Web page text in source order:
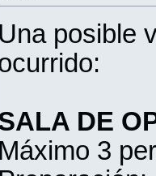
Una posible
DE
Máximo 3